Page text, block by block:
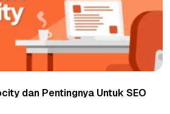
dan Pentingnya Untuk SEO